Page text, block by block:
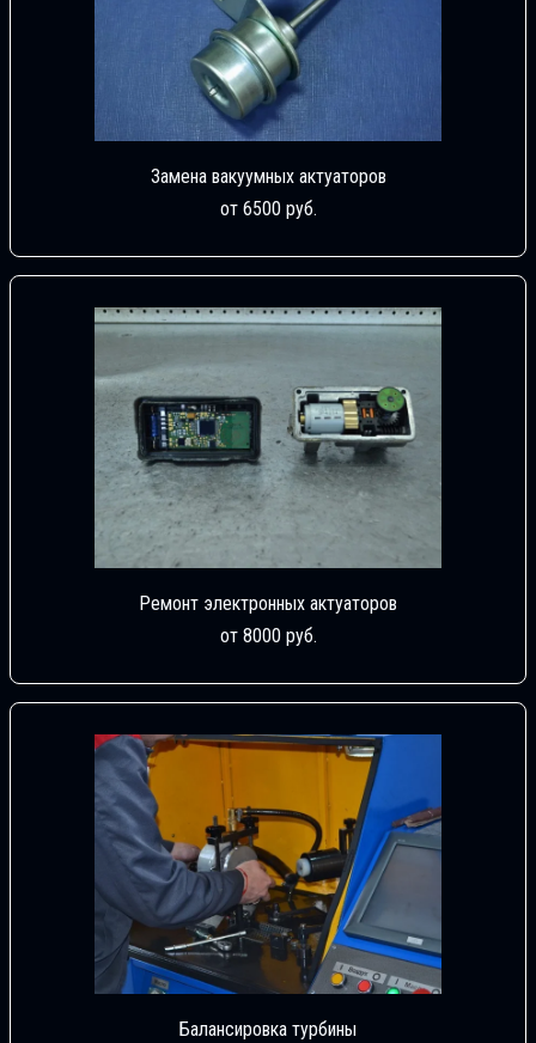
Замена вакуумных актуаторов
от 6500 руб.
Ремонт электронных актуаторов
от 8000 руб.
Балансировка турбины